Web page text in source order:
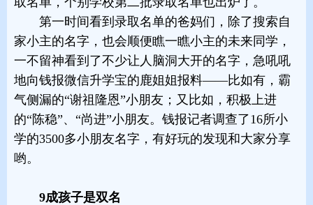
第一时间看到录取名单的爸妈们，除了搜索自
家小主的名字，也会顺便瞧一瞧小主的未来同学，
一不留神看到了不少让人脑洞大开的名字，急吼吼
地向钱报微信升学宝的鹿姐姐报料——比如有，霸
气侧漏的“谢祖隆恩”小朋友；又比如，积极上进
的“陈稳”、“尚进”小朋友。钱报记者调查了16所小
学的3500多小朋友名字，有好玩的发现和大家分享
哟。
9成孩子是双名